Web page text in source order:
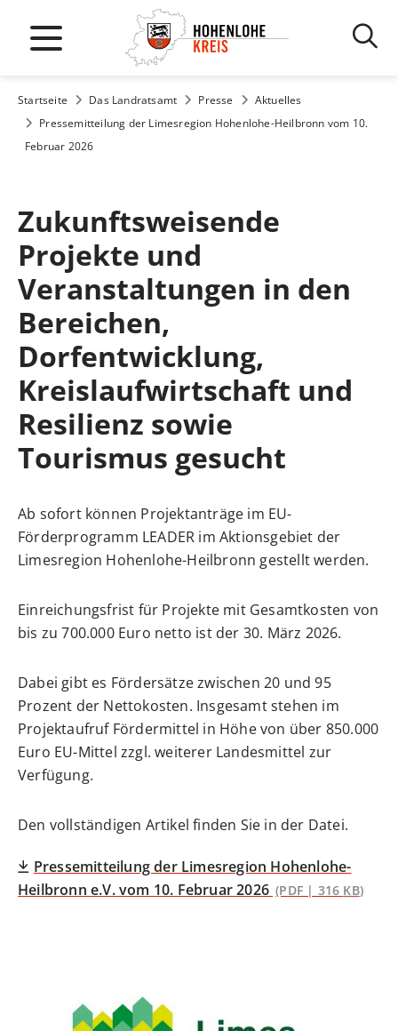
Startseite Das Landratsamt Presse
Aktuelles
Pressemitteilung der Limesregion Hohenlohe-Heilbronn vom 10.
Februar 2026
Zukunftsweisende
Projekte und
Veranstaltungen in den
Bereichen,
Dorfentwicklung,
Kreislaufwirtschaft und
Resilienz sowie
Tourismus gesucht
Ab sofort können Projektanträge im EU-
Förderprogramm LEADER im Aktionsgebiet der
Limesregion Hohenlohe-Heilbronn gestellt werden.
Einreichungsfrist für Projekte mit Gesamtkosten von
bis zu 700.000 Euro netto ist der 30. März 2026.
Dabei gibt es Fördersätze zwischen 20 und 95
Prozent der Nettokosten. Insgesamt stehen im
Projektaufruf Fördermittel in Höhe von über 850.000
Euro EU-Mittel zzgl. weiterer Landesmittel zur
Verfügung.
Den vollständigen Artikel finden Sie in der Datei.
Pressemitteilung der Limesregion Hohenlohe-
Heilbronn e.V. vom 10. Februar 2026 (PDF | 316 KB)